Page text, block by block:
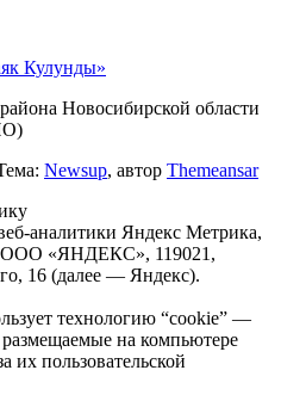
Кулунды»
Новосибирской области
Newsup, автор Themeansar
аналитики Яндекс Метрика,
ООО «ЯНДЕКС», 119021,
16 (далее — Яндекс).
технологию “cookie” —
на компьютере
их пользовательской